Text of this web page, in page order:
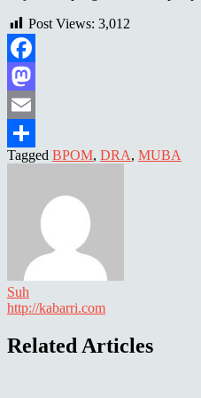
Post Views: 3,012
Facebook
Mastodon
Email
Share
Tagged BPOM, DRA, MUBA
Suh
http://kabarri.com
Related Articles